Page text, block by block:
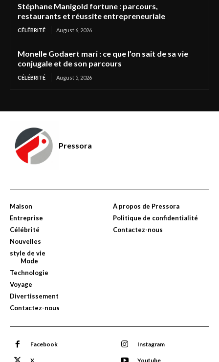
Stéphane Manigold fortune : parcours,
restaurants et réussite entrepreneuriale
CÉLÉBRITÉ August 6, 2026
Monelle Godaert mari : ce que l’on sait de sa vie
conjugale et de son parcours
CÉLÉBRITÉ August 5, 2026
Pressora
Maison
Entreprise
Célébrité
Nouvelles
style de vie
Mode
Technologie
Voyage
Divertissement
Contactez-nous
À propos de Pressora
Politique de confidentialité
Contactez-nous
Facebook Instagram
X Youtube